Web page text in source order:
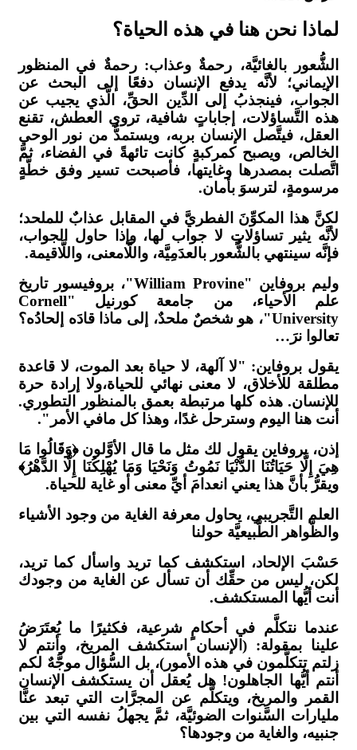
لماذا نحن هنا في هذه الحياة؟
الشُّعور بالغائيَّة، رحمةٌ وعذاب: رحمةٌ في المنظور
الإيماني؛ لأنَّه يدفع الإنسان دفعًا إلى البحث عن
الجواب، فينجذبُ إلى الدِّين الحقِّ، الَّذي يجيب عن
هذه التَّساؤلات، إجاباتٍ شافية، تروي العطش، تقنع
العقل، فيتَّصل الإنسان بربه، ويستمدُّ من نور الوحي
الخالص، ويصبح كمركبةٍ كانت تائهةً في الفضاء، ثمَّ
اتَّصلت بمصدرها وغايتها، فأصبحت تسير وفق خطَّةٍ
مرسومةٍ، لترسوَ بأمان.
لكنَّ هذا المكوِّنَ الفطريَّ في المقابل عذابٌ للملحد؛
لأنَّه يثير تساؤلاتٍ لا جواب لها، وإذا حاول الجواب،
فإنَّه سينتهي بالشُّعور بالعدَمِيَّة، واللَّامعنى، واللَّاقيمة.
وليم بروفاين "William Provine"، بروفيسور تاريخ
علم الأحياء، من جامعة كورنيل "Cornell
University"، هو شخصٌ ملحدٌ، إلى ماذا قادَه إلحادُه؟
تعالوا نرَ…
يقول بروفاين: "لا آلهة، لا حياة بعد الموت، لا قاعدة
مطلقة للأخلاق، لا معنى نهائي للحياة،ولا إرادة حرة
للإنسان. هذه كلها مرتبطة بعمق بالمنظور التطوري.
أنت هنا اليوم وسترحل غدًا، وهذا كل مافي الأمر".
إذن، بروفاين يقول لك مثل ما قال الأوَّلون ﴿وَقَالُوا مَا
هِيَ إِلَّا حَيَاتُنَا الدُّنْيَا نَمُوتُ وَنَحْيَا وَمَا يُهْلِكُنَا إِلَّا الدَّهْرُ﴾
ويقرُّ بأنَّ هذا يعني انعدامَ أيِّ معنى أو غاية للحياة.
العلم التَّجريبي، يحاول معرفة الغاية من وجود الأشياء
والظَّواهر الطَّبيعيَّة حولنا
حَسْبَ الإلحاد، استكشف كما تريد واسأل كما تريد،
لكن، ليس من حقِّك أن تسأل عن الغاية من وجودك
أنت أيُّها المستكشف.
عندما نتكلَّم في أحكامٍ شرعية، فكثيرًا ما يُعتَرَضُ
علينا بمقولة: (الإنسان استكشف المريخ، وأنتم لا
زلتم تتكلَّمون في هذه الأمور)، بل السُّؤال موجَّهٌ لكم
أنتم أيُّها الجاهلون! هل يُعقل أن يستكشف الإنسان
القمر والمريخ، ويتكلَّم عن المجرَّات التي تبعد عنَّا
مليارات السَّنوات الضوئيَّة، ثمَّ يجهلُ نفسه التي بين
جنبيه، والغاية من وجودها؟